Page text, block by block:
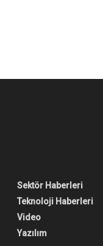
Sektör Haberleri
Teknoloji Haberleri
Video
Yazılım